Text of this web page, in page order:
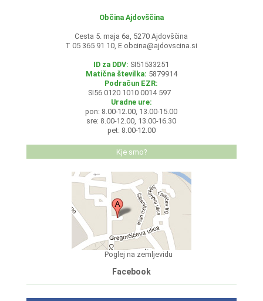
Občina Ajdovščina
Cesta 5. maja 6a, 5270 Ajdovščina
T 05 365 91 10, E obcina@ajdovscina.si
ID za DDV: SI51533251
Matična številka: 5879914
Podračun EZR:
SI56 0120 1010 0014 597
Uradne ure:
pon: 8.00-12.00, 13.00-15.00
sre: 8.00-12.00, 13.00-16.30
pet: 8.00-12.00
Kje smo?
Poglej na zemljevidu
Facebook